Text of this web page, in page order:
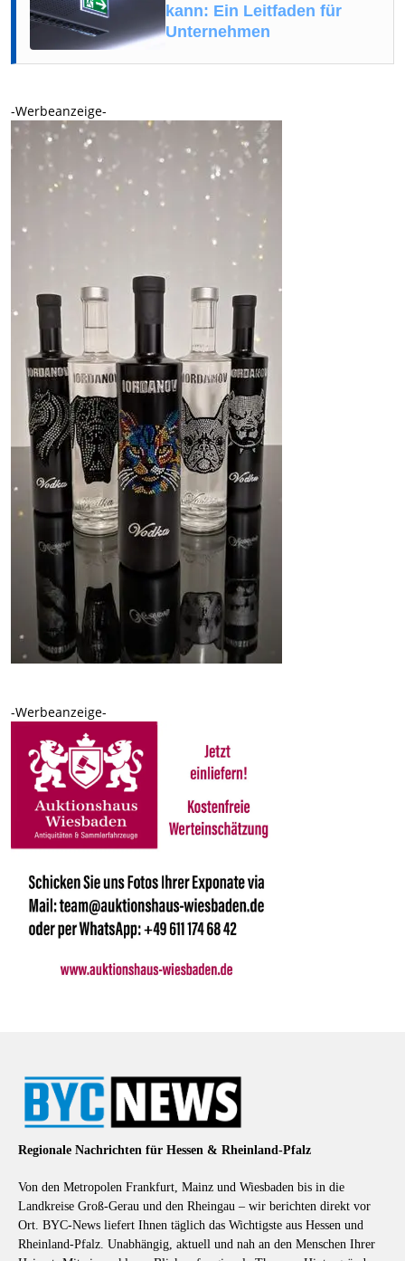
kann: Ein Leitfaden für
Unternehmen
-Werbeanzeige-
-Werbeanzeige-
Regionale Nachrichten für Hessen & Rheinland-Pfalz
Von den Metropolen Frankfurt, Mainz und Wiesbaden bis in die
Landkreise Groß-Gerau und den Rheingau – wir berichten direkt vor
Ort. BYC-News liefert Ihnen täglich das Wichtigste aus Hessen und
Rheinland-Pfalz. Unabhängig, aktuell und nah an den Menschen Ihrer